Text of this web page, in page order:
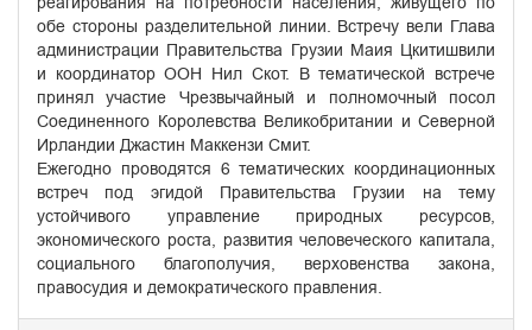
обе стороны разделительной линии. Встречу вели Глава
администрации Правительства Грузии Маия Цкитишвили
и координатор ООН Нил Скот. В тематической встрече
принял участие Чрезвычайный и полномочный посол
Соединенного Королевства Великобритании и Северной
Ирландии Джастин Маккензи Смит.
Ежегодно проводятся 6 тематических координационных
встреч под эгидой Правительства Грузии на тему
устойчивого управление природных ресурсов,
экономического роста, развития человеческого капитала,
социального благополучия, верховенства закона,
правосудия и демократического правления.